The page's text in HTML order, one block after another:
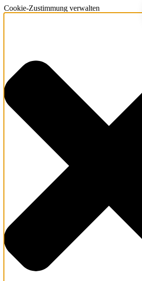
Cookie-Zustimmung verwalten